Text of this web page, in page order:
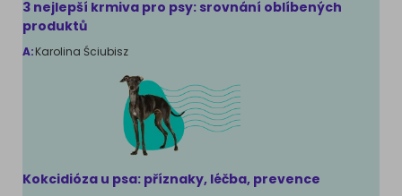
3 nejlepší krmiva pro psy: srovnání oblíbených
produktů
A:Karolina Ściubisz
Kokcidióza u psa: příznaky, léčba, prevence